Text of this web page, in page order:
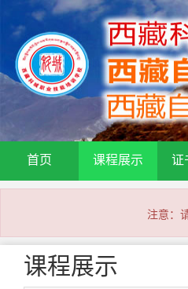
首页 课程展示 证
注意：
课程展示